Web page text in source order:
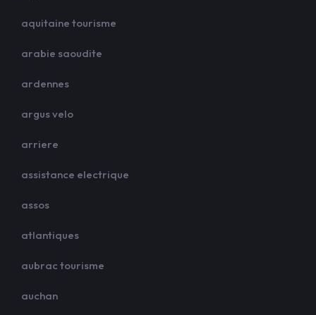
aquitaine tourisme
arabie saoudite
ardennes
argus velo
arriere
assistance electrique
assos
atlantiques
aubrac tourisme
auchan